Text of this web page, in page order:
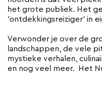
het grote publiek. Het
'ontdekkingsreiziger' in
Verwonder je over de
landschappen, de vele
mystieke verhalen,
en nog veel meer. Het